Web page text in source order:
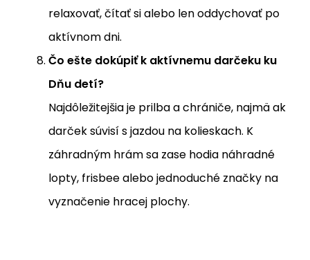
relaxovať, čítať si alebo len oddychovať po
aktívnom dni.
Čo ešte dokúpiť k aktívnemu darčeku ku
Dňu detí?
Najdôležitejšia je prilba a chrániče, najmä ak
darček súvisí s jazdou na kolieskach. K
záhradným hrám sa zase hodia náhradné
lopty, frisbee alebo jednoduché značky na
vyznačenie hracej plochy.